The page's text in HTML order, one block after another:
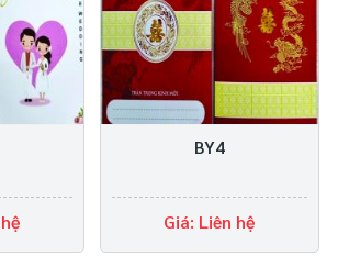
BY4
Giá: Liên hệ